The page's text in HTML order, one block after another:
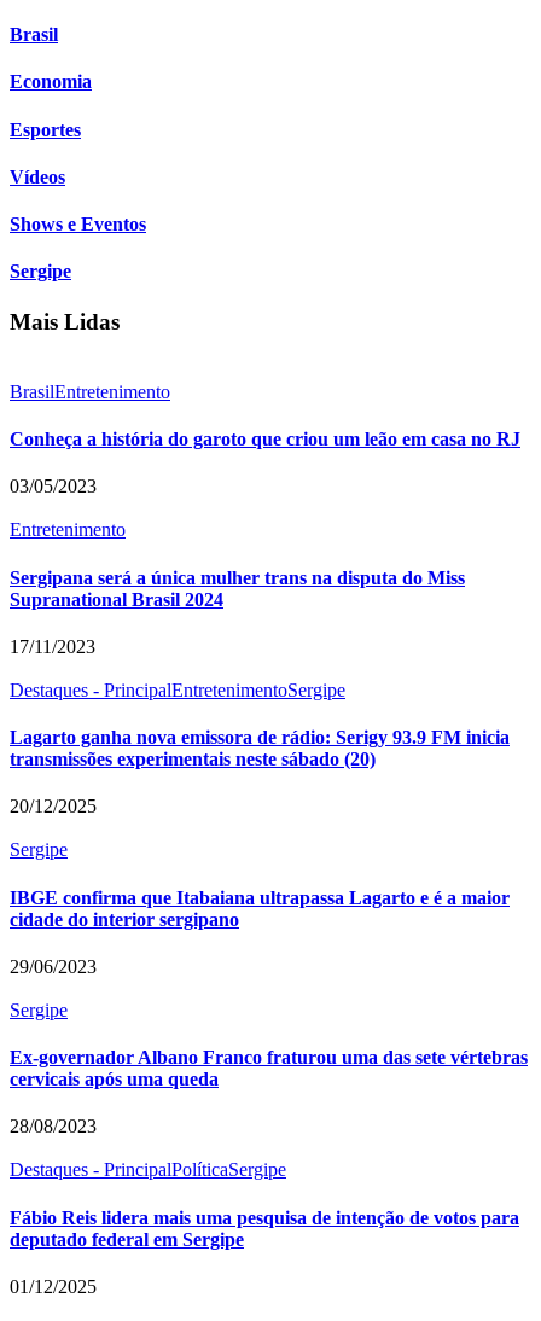
Brasil
Economia
Esportes
Vídeos
Shows e Eventos
Sergipe
Mais Lidas
BrasilEntretenimento
Conheça a história do garoto que criou um leão em casa no RJ
03/05/2023
Entretenimento
Sergipana será a única mulher trans na disputa do Miss
Supranational Brasil 2024
17/11/2023
Destaques - PrincipalEntretenimentoSergipe
Lagarto ganha nova emissora de rádio: Serigy 93.9 FM inicia
transmissões experimentais neste sábado (20)
20/12/2025
Sergipe
IBGE confirma que Itabaiana ultrapassa Lagarto e é a maior
cidade do interior sergipano
29/06/2023
Sergipe
Ex-governador Albano Franco fraturou uma das sete vértebras
cervicais após uma queda
28/08/2023
Destaques - PrincipalPolíticaSergipe
Fábio Reis lidera mais uma pesquisa de intenção de votos para
deputado federal em Sergipe
01/12/2025